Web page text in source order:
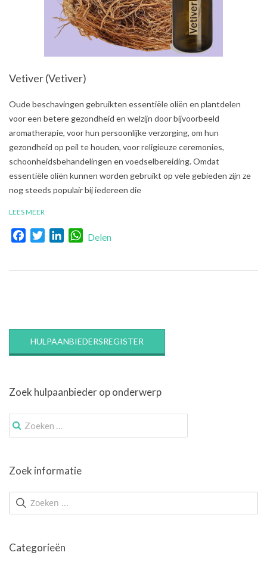
Vetiver (Vetiver)
2021-
Oude beschavingen gebruikten essentiële oliën en plantdelen
voor een betere gezondheid en welzijn door bijvoorbeeld
aromatherapie, voor hun persoonlijke verzorging, om hun
gezondheid op peil te houden, voor religieuze ceremonies,
schoonheidsbehandelingen en voedselbereiding. Omdat
essentiële oliën kunnen worden gebruikt op vele gebieden zijn ze
nog steeds populair bij iedereen die
LEES MEER
FacebookTwitterLinkedInWhatsApp
Delen
HULPAANBIEDERSREGISTER
Zoek hulpaanbieder op onderwerp
Zoek
Zoek informatie
Categorieën